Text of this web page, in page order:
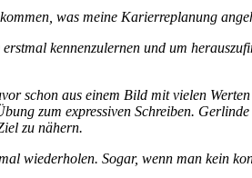
was meine Karierreplanung
kennenzulernen und um
schon aus einem Bild mit vielen
zum expressiven Schreiben.
zu nähern.
wiederholen. Sogar, wenn man kein